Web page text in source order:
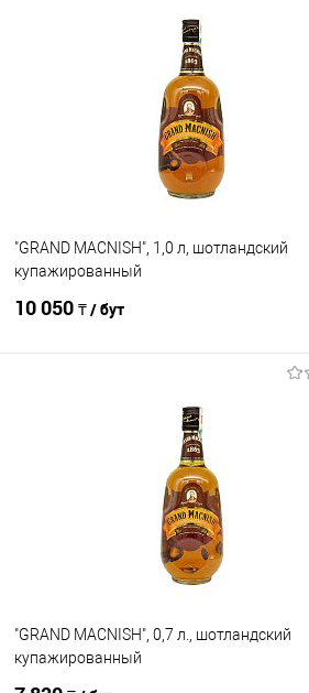
"GRAND MACNISH", 1,0 л, шотландский
купажированный
10 050 ₸ / бут
"GRAND MACNISH", 0,7 л., шотландский
купажированный